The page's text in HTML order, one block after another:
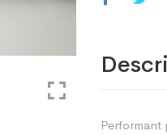
Performant